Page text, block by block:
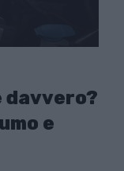
davvero?
e